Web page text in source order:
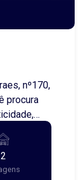
nº170,
bairro
2